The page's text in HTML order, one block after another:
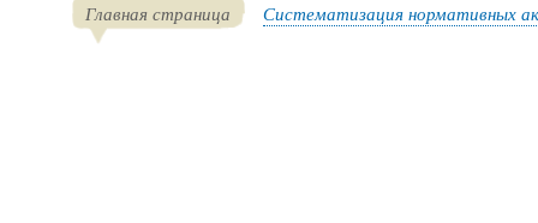
Главная страница Систематизация нормативных